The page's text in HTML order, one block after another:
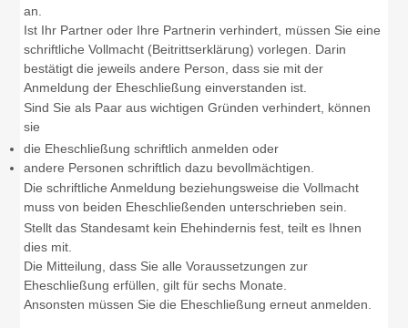
an.
Ist Ihr Partner oder Ihre Partnerin verhindert, müssen Sie eine
schriftliche Vollmacht (Beitrittserklärung) vorlegen. Darin
bestätigt die jeweils andere Person, dass sie mit der
Anmeldung der Eheschließung einverstanden ist.
Sind Sie als Paar aus wichtigen Gründen verhindert, können
sie
die Eheschließung schriftlich anmelden oder
andere Personen schriftlich dazu bevollmächtigen.
Die schriftliche Anmeldung beziehungsweise die Vollmacht
muss von beiden Eheschließenden unterschrieben sein.
Stellt das Standesamt kein Ehehindernis fest, teilt es Ihnen
dies mit.
Die Mitteilung, dass Sie alle Voraussetzungen zur
Eheschließung erfüllen, gilt für sechs Monate.
Ansonsten müssen Sie die Eheschließung erneut anmelden.